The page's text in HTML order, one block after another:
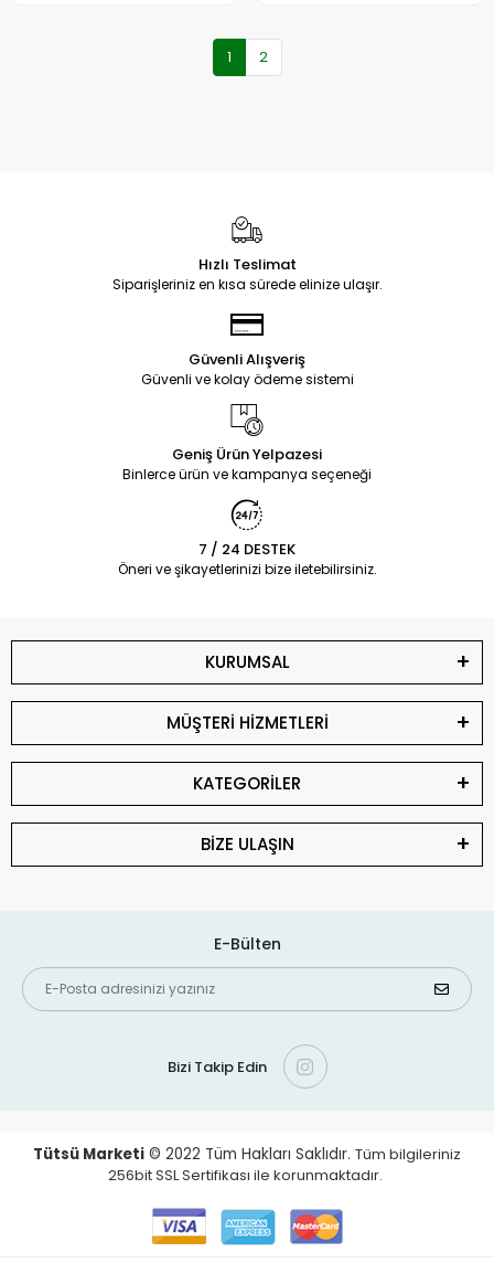
1 2
Hızlı Teslimat
Siparişleriniz en kısa sürede elinize ulaşır.
Güvenli Alışveriş
Güvenli ve kolay ödeme sistemi
Geniş Ürün Yelpazesi
Binlerce ürün ve kampanya seçeneği
7 / 24 DESTEK
Öneri ve şikayetlerinizi bize iletebilirsiniz.
KURUMSAL
MÜŞTERİ HİZMETLERİ
KATEGORİLER
BİZE ULAŞIN
E-Bülten
Bizi Takip Edin
Tütsü Marketi © 2022 Tüm Hakları Saklıdır. Tüm bilgileriniz
256bit SSL Sertifikası ile korunmaktadır.